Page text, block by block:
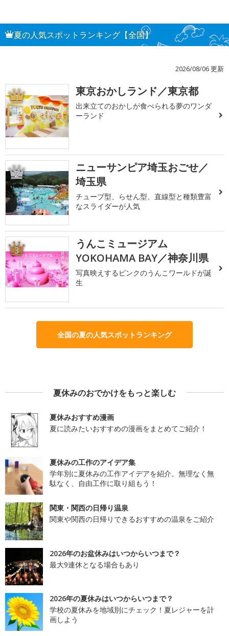
夏の人気スポットランキング【全国】
2026/08/06 更新
1 東京おかしランド／東京都
出来立てのおかしが食べられる夢のワンダ
ーランド
2
ニューサンピア埼玉おごせ／
埼玉県
チューブ型、らせん型、直線型と種類豊富
なスライダーが人気
3
うんこミュージアム
YOKOHAMA BAY／神奈川県
写真映えするピンクのうんこワールドが誕
生
全国の夏の人気スポットランキング
夏休みのおでかけをもっと楽しむ
夏休みおすすめ漫画
夏に読みたいおすすめの漫画をまとめてご紹介！
夏休みの工作のアイデア集
学年別に夏休みの工作アイデアを紹介。無理なく無
駄なく、自由工作に取り組もう！
関東・関西の日帰り温泉
関東や関西の日帰りできるおすすめの温泉をご紹介
2026年のお盆休みはいつからいつまで？
最大9連休となる場合もあり
2026年の夏休みはいつからいつまで？
学校の夏休みを地域別にチェック！夏レジャーを計
画しよう